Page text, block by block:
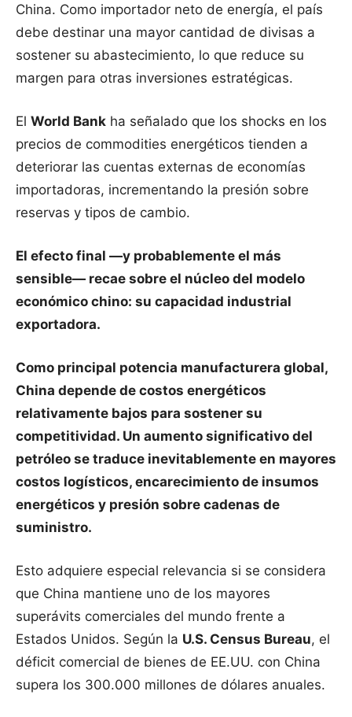
China. Como importador neto de energía, el país
debe destinar una mayor cantidad de divisas a
sostener su abastecimiento, lo que reduce su
margen para otras inversiones estratégicas.
El World Bank ha señalado que los shocks en los
precios de commodities energéticos tienden a
deteriorar las cuentas externas de economías
importadoras, incrementando la presión sobre
reservas y tipos de cambio.
El efecto final —y probablemente el más
sensible— recae sobre el núcleo del modelo
económico chino: su capacidad industrial
exportadora.
Como principal potencia manufacturera global,
China depende de costos energéticos
relativamente bajos para sostener su
competitividad. Un aumento significativo del
petróleo se traduce inevitablemente en mayores
costos logísticos, encarecimiento de insumos
energéticos y presión sobre cadenas de
suministro.
Esto adquiere especial relevancia si se considera
que China mantiene uno de los mayores
superávits comerciales del mundo frente a
Estados Unidos. Según la U.S. Census Bureau, el
déficit comercial de bienes de EE.UU. con China
supera los 300.000 millones de dólares anuales.